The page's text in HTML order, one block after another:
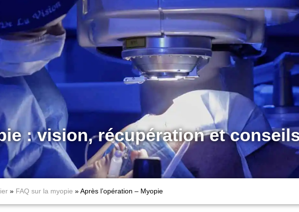
: vision, récupération et
» FAQ sur la myopie »Après l’opération – Myopie